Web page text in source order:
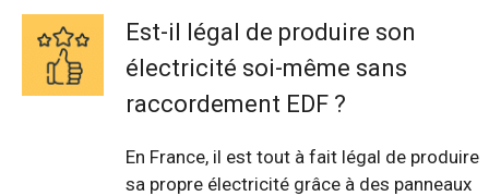
Est-il légal de produire son
électricité soi-même sans
raccordement EDF ?
En France, il est tout à fait légal de produire
sa propre électricité grâce à des panneaux